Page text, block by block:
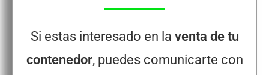
Si estas interesado en la venta de tu
contenedor, puedes comunicarte con